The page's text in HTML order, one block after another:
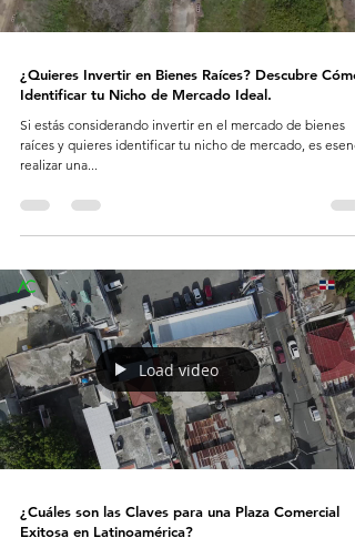
¿Quieres Invertir en Bienes Raíces? Descubre Cómo
Identificar tu Nicho de Mercado Ideal.
Si estás considerando invertir en el mercado de bienes
raíces y quieres identificar tu nicho de mercado, es
realizar una...
Load video
¿Cuáles son las Claves para una Plaza Comercial
Exitosa en Latinoamérica?